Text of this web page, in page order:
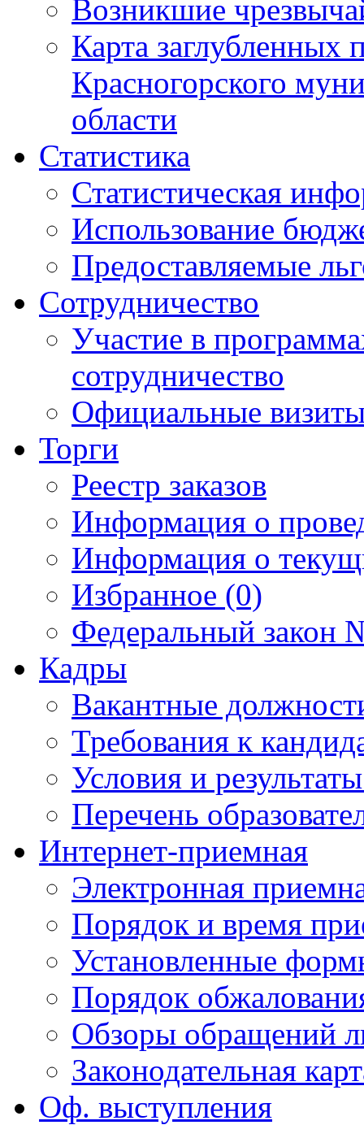
Возникшие
Карта
Красногорского
области
Статистика
Статистическая
Использование
Предоставляемые
Сотрудничество
Участие в
сотрудничество
Официальные
Торги
Реестр заказов
Информация о
Информация о
Избранное (0)
Федеральный закон
Кадры
Вакантные
Требования к
Условия и
Перечень
Интернет-приемная
Электронная
Порядок и время
Установленные
Порядок
Обзоры обращений
Законодательная
Оф. выступления